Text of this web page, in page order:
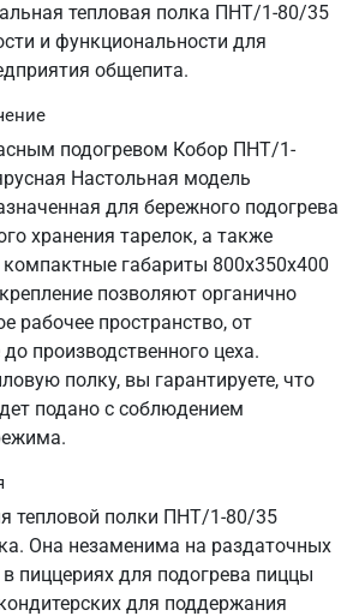
тепловая полка ПНТ/1-80/35
и функциональности для
общепита.
подогревом Кобор ПНТ/1-
Настольная модель
для бережного подогрева
хранения тарелок, а также
габариты 800х350х400
позволяют органично
рабочее пространство, от
производственного цеха.
полку, вы гарантируете, что
подано с соблюдением
тепловой полки ПНТ/1-80/35
Она незаменима на раздаточных
пиццериях для подогрева пиццы
для поддержания